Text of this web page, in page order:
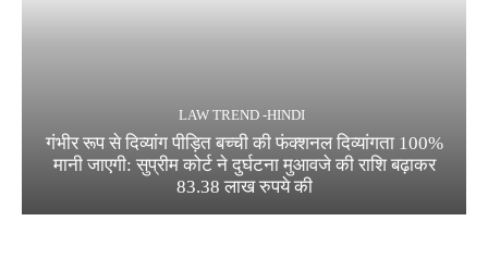
LAW TREND -HINDI
गंभीर रूप से दिव्यांग पीड़ित बच्ची की फंक्शनल दिव्यांगता 100%
मानी जाएगी: सुप्रीम कोर्ट ने दुर्घटना मुआवजे की राशि बढ़ाकर
83.38 लाख रुपये की